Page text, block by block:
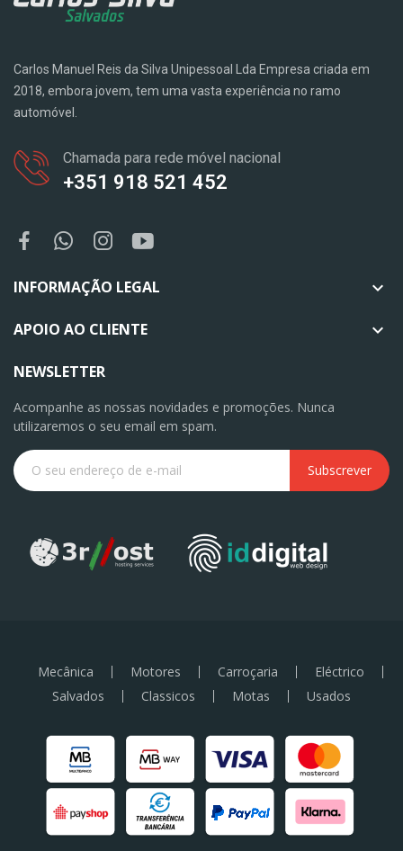
Carlos Manuel Reis da Silva Unipessoal Lda Empresa criada em
2018, embora jovem, tem uma vasta experiência no ramo
automóvel.
Chamada para rede móvel nacional
+351 918 521 452
INFORMAÇÃO LEGAL 
APOIO AO CLIENTE 
NEWSLETTER
Acompanhe as nossas novidades e promoções. Nunca
utilizaremos o seu email em spam.
Subscrever
Mecânica Motores Carroçaria
Eléctrico
Salvados
Classicos Motas Usados